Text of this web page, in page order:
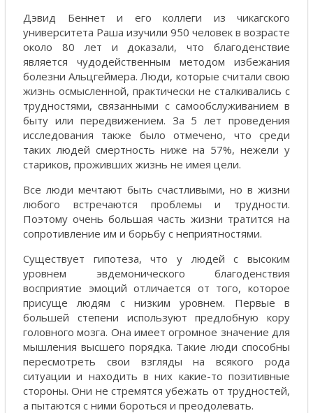
Дэвид Беннет и его коллеги из чикагского
университета Раша изучили 950 человек в возрасте
около 80 лет и доказали, что благоденствие
является чудодейственным методом избежания
болезни Альцгеймера. Люди, которые считали свою
жизнь осмысленной, практически не сталкивались с
трудностями, связанными с самообслуживанием в
быту или передвижением. За 5 лет проведения
исследования также было отмечено, что среди
таких людей смертность ниже на 57%, нежели у
стариков, проживших жизнь не имея цели.
Все люди мечтают быть счастливыми, но в жизни
любого встречаются проблемы и трудности.
Поэтому очень большая часть жизни тратится на
сопротивление им и борьбу с неприятностями.
Существует гипотеза, что у людей с высоким
уровнем эвдемонического благоденствия
восприятие эмоций отличается от того, которое
присуще людям с низким уровнем. Первые в
большей степени используют предлобную кору
головного мозга. Она имеет огромное значение для
мышления высшего порядка. Такие люди способны
пересмотреть свои взгляды на всякого рода
ситуации и находить в них какие-то позитивные
стороны. Они не стремятся убежать от трудностей,
а пытаются с ними бороться и преодолевать.